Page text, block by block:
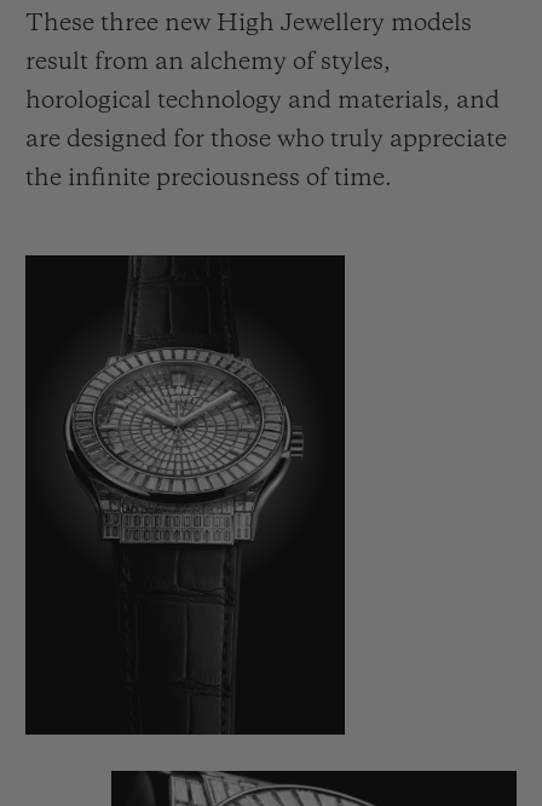
These three new High Jewellery models
result from an alchemy of styles,
horological technology and materials, and
are designed for those who truly appreciate
the infinite preciousness of time.